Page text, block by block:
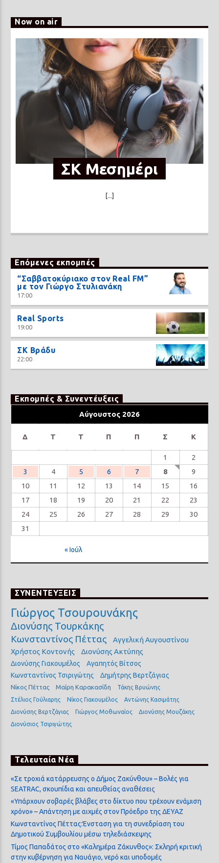
Now on air
ΣΚ Μεσημέρι
[...]
Επόμενες εκπομπές
“Σαββατοκύριακο στον Real FM”
με τον Γιώργο Στυλιανάκη
17:00
Real Sports
19:00
ΣΚ Βράδυ
22:00
Εκπομπές & Συνεντέυξεις
Αύγουστος 2026
Δ Τ Τ Π Π Σ Κ
1
2
3
4 5 6 7 8
9
10
11 12 13 14 15
16
17
18 19 20 21 22
23
24
25 26 27 28 29
30
31
« Ιούλ
ΣΥΝΕΝΤΕΥΞΕΙΣ
Γιώργος Τσουρουνάκης
Διονύσης Τουρκάκης
Κωνσταντίνος Πέττας
Αγγελική Αυγουστίνου
Χρήστος Κοντονής
Διονύσης Ακτύπης
Διονύσης Γιακουμέλος
Αγαπητός Βίτσος
Κωνσταντίνος Τσιριγώτης
Δημήτρης Βερτζάγιας
Νίκος Πέττας Μαίρη Καρακασίδη
Τάκης Βρυώνης
Στέλιος Γούλιαρης
Νίκος Γιακουμέλος
Αντώνης Κασιμάτης
Διονύσης Βερτζάγιας
Γιώργος Μοθωναίος
Διονύσης Μουζάκης
Διονύσιος Τσιριγώτης
Τελευταία Νέα
«Σε τροχιά κατάρρευσης ο Δήμος Ζακύνθου» – Βολές για
SEATRAC, σκουπίδια και απευθείας αναθέσεις
«Υπάρχουν σοβαρές βλάβες στο δίκτυο που τρέχουν ενάμιση
χρόνο» – Απάντηση με αιχμές στον Πρόεδρο της ΔΕΥΑΖ
Κωνσταντίνος Πέττας:Ένσταση για τη συνεδρίαση του
Δημοτικού Συμβουλίου μέσω τηλεδιάσκεψης
Τίμος Παπαδάτος στο «Καλημέρα Ζάκυνθος»: Σκληρή κριτική
στην κυβέρνηση για Ναυάγιο, νερό και υποδομές